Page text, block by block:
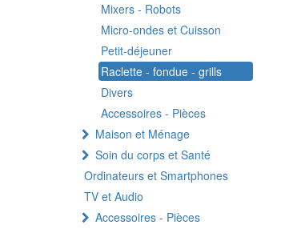
Mixers - Robots
Micro-ondes et Cuisson
Petit-déjeuner
Raclette - fondue - grills
Divers
Accessoires - Pièces
Maison et Ménage
Soin du corps et Santé
Ordinateurs et Smartphones
TV et Audio
Accessoires - Pièces